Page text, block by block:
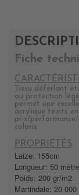
Fiche
Tissu déferlant
ou protection
permet une
acrylique teints
prix/
coloris
PROPRIÉTÉS
Laize: 155cm
Longueur: 50
Poids: 200 gr/m2
Martindale: 20